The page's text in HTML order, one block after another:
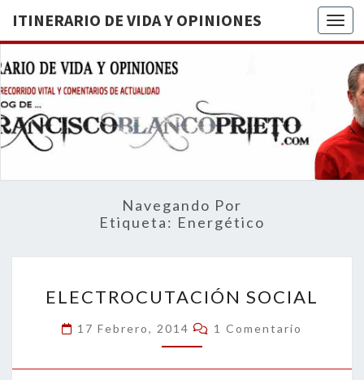
ITINERARIO DE VIDA Y OPINIONES
DE
BREVE
RECORRIDO
VITAL Y
ACTUALIDAD
Navegando Por
Etiqueta: Energético
SOCIAL
ELECTROCUTACIÓN SOCIAL
17 Febrero, 2014 Comentarios
1 Comentario